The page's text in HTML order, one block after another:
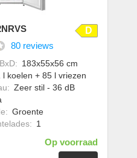
D
80 reviews
: 183x55x56 cm
l koelen + 85 l vriezen
: Zeer stil - 36 dB
: Groente
: 1
Op voorraad